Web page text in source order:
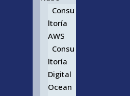
Consu
ltoría
AWS
Consu
ltoría
Digital
Ocean